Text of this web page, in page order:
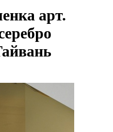
арт.